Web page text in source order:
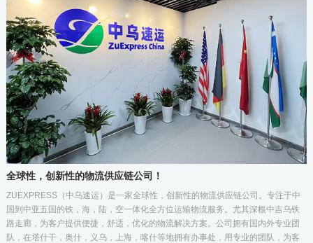
全球性，创新性的物流供应链公司！
ZUEXPRESS（中乌速运）是一家全球性，创新性的物流供应链公司。专注于中
国到中亚五国的铁，海，陆，空一体化全方位运输物流服务。尤其深根中吉乌铁
路走廊，为客户提供便捷，舒适，优化的物流解决方案。公司拥有国内外专业团
队，在塔什干，奥什，义乌，上海，喀什等地拥有办事处，用专业的团队，为客